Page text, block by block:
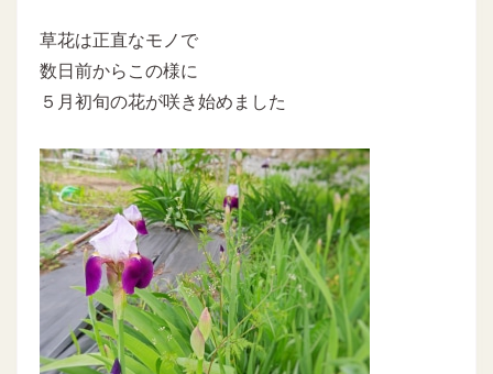
草花は正直なモノで
数日前からこの様に
５月初旬の花が咲き始めました